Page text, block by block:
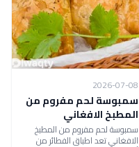
2026-07-08
سمبوسة لحم مفروم من
المطبخ الافغاني
سمبوسة لحم مفروم من المطبخ
الافغاني تعد اطباق الفطائر من